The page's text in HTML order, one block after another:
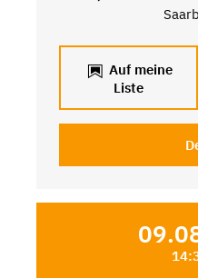
Auf meine
Liste